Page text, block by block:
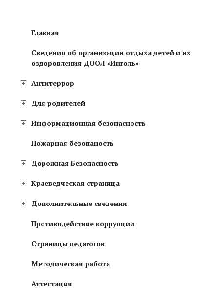
Главная
Сведения об организации отдыха детей и их
оздоровления ДООЛ «Инголь»
Антитеррор
Для родителей
Информационная безопасность
Пожарная безопаность
Дорожная Безопасность
Краеведческая страница
Дополнительные сведения
Противодействие коррупции
Страницы педагогов
Методическая работа
Аттестация